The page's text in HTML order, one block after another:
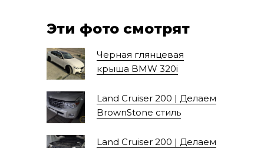
Эти фото смотрят
Черная глянцевая
крыша BMW 320i
Land Cruiser 200 | Делаем
BrownStone стиль
Land Cruiser 200 | Делаем